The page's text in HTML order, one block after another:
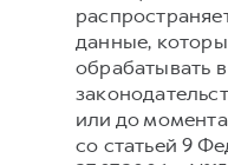
данные,
обрабатывать
или до
со статьей 9